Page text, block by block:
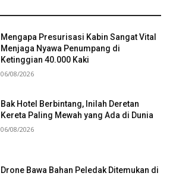
Mengapa Presurisasi Kabin Sangat Vital
Menjaga Nyawa Penumpang di
Ketinggian 40.000 Kaki
06/08/2026
Bak Hotel Berbintang, Inilah Deretan
Kereta Paling Mewah yang Ada di Dunia
06/08/2026
Drone Bawa Bahan Peledak Ditemukan di